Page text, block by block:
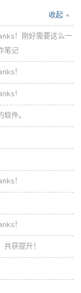
收起
！刚好需要这么一
笔记
！
！
件。
！
！
共获提升！